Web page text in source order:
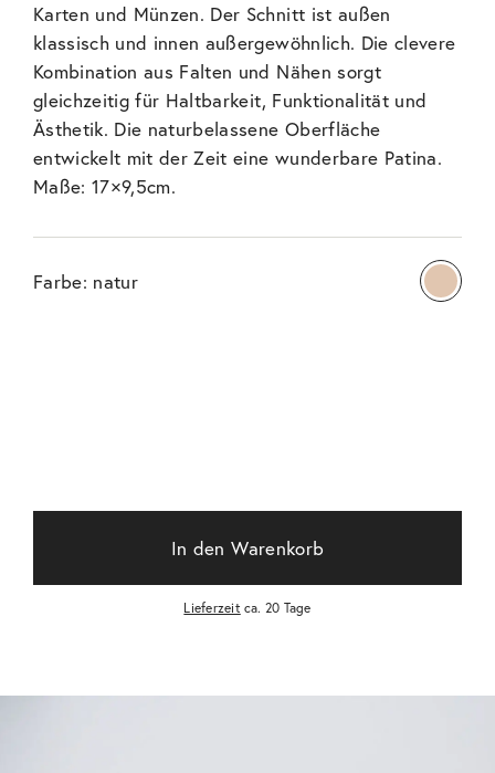
Karten und Münzen. Der Schnitt ist außen
klassisch und innen außergewöhnlich. Die clevere
Kombination aus Falten und Nähen sorgt
gleichzeitig für Haltbarkeit, Funktionalität und
Ästhetik. Die naturbelassene Oberfläche
entwickelt mit der Zeit eine wunderbare Patina.
Maße: 17×9,5cm.
Farbe: natur
In den Warenkorb
Lieferzeit ca. 20 Tage